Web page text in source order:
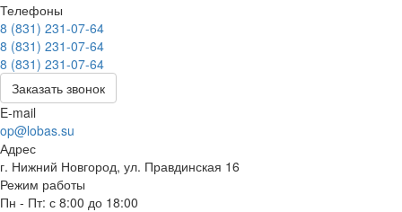
Телефоны
8 (831) 231-07-64
8 (831) 231-07-64
8 (831) 231-07-64
Заказать звонок
E-mail
op@lobas.su
Адрес
г. Нижний Новгород, ул. Правдинская 16
Режим работы
Пн - Пт: с 8:00 до 18:00